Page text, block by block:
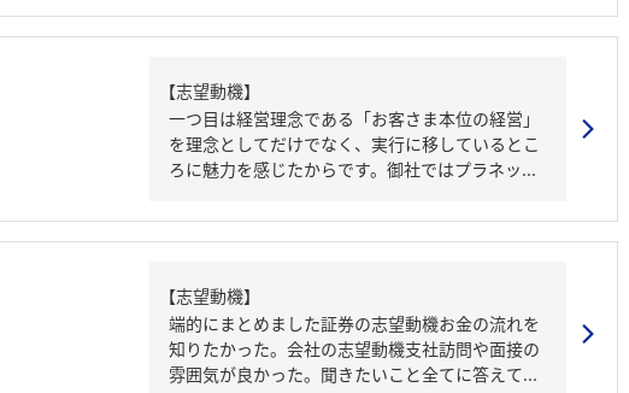
【志望動機】
一つ目は経営理念である「お客さま本位の経営」
を理念としてだけでなく、実行に移しているとこ
ろに魅力を感じたからです。御社ではプラネッ...
【志望動機】
端的にまとめました証券の志望動機お金の流れを
知りたかった。会社の志望動機支社訪問や面接の
雰囲気が良かった。聞きたいこと全てに答えて...